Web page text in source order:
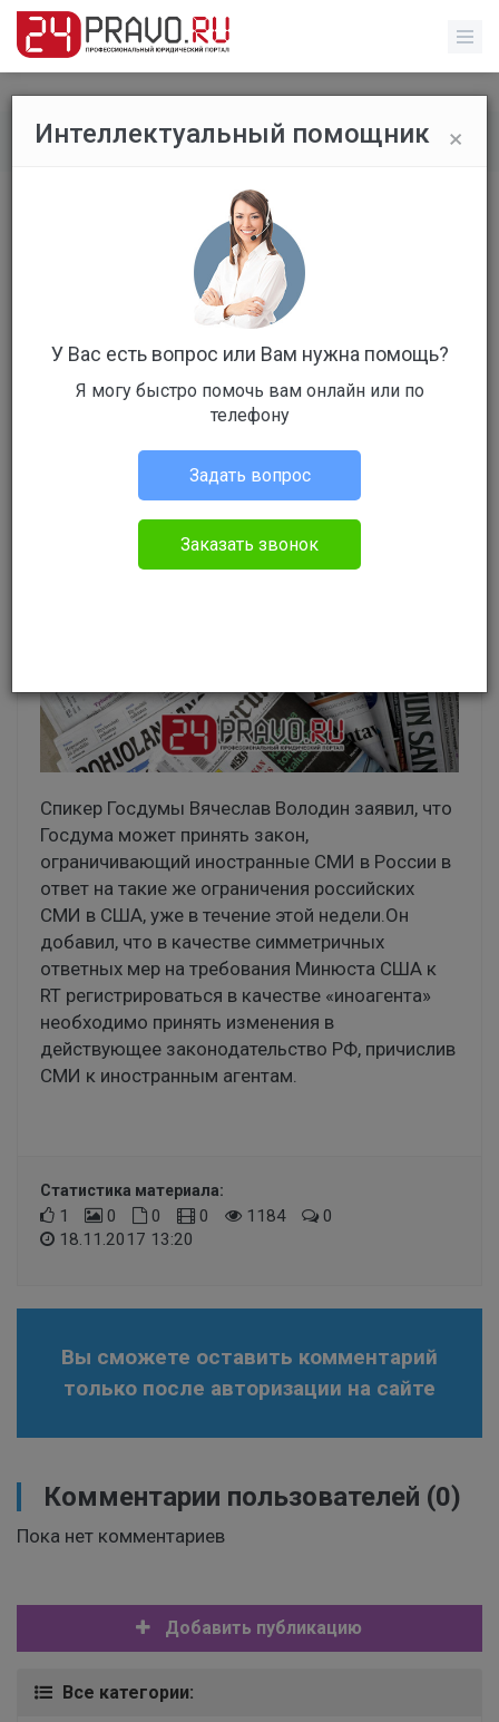
Все публикации / Без указания категории
Ограничивающий иностранные СМИ
закон будет принят на этой неделе
Администрация портала
Без указания категории
Спикер Госдумы Вячеслав Володин заявил, что
Госдума может принять закон,
ограничивающий иностранные СМИ в России в
ответ на такие же ограничения российских
СМИ в США, уже в течение этой недели.Он
добавил, что в качестве симметричных
ответных мер на требования Минюста США к
RT регистрироваться в качестве «иноагента»
необходимо принять изменения в
действующее законодательство РФ, причислив
СМИ к иностранным агентам.
Статистика материала:
1 0 0 0 1184
0
18.11.2017 13:20
Вы сможете оставить комментарий
только после авторизации на сайте
Комментарии пользователей (0)
Пока нет комментариев
Добавить публикацию
Все категории:
×
Интеллектуальный помощник
У Вас есть вопрос или Вам нужна помощь?
Я могу быстро помочь вам онлайн или по
телефону
Задать вопрос
Заказать звонок